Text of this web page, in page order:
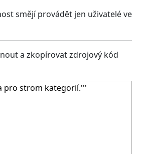
smějí provádět jen uživatelé ve
a zkopírovat zdrojový kód